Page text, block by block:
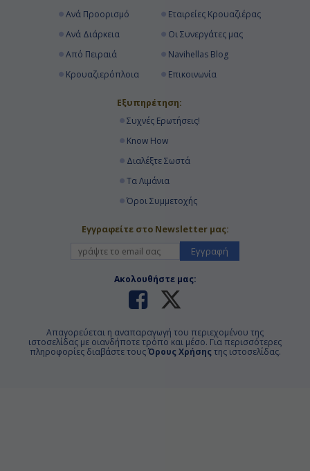
Ανά Προορισμό
Ανά Διάρκεια
Από Πειραιά
Κρουαζιερόπλοια
Εταιρείες Κρουαζιέρας
Οι Συνεργάτες μας
Navihellas Blog
Επικοινωνία
Εξυπηρέτηση:
Συχνές Ερωτήσεις!
Know How
Διαλέξτε Σωστά
Τα Λιμάνια
Όροι Συμμετοχής
Εγγραφείτε στο Newsletter μας:
Εγγραφή
Ακολουθήστε μας:
Απαγορεύεται η αναπαραγωγή του περιεχομένου της
ιστοσελίδας με οιανδήποτε τρόπο και μέσο. Για περισσότερες
πληροφορίες διαβάστε τουςΌρους Χρήσης της ιστοσελίδας.